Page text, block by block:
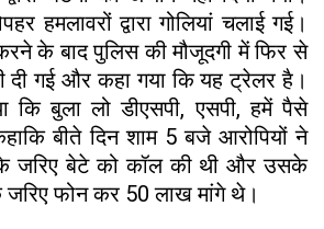
हमलावरों द्वारा गोलियां चलाई गई।
के बाद पुलिस की मौजूदगी में फिर से
गई और कहा गया कि यह ट्रेलर है।
कि बुला लो डीएसपी, एसपी, हमें पैसे
बीते दिन शाम 5 बजे आरोपियों ने
जरिए बेटे को कॉल की थी और उसके
फोन कर 50 लाख मांगे थे।